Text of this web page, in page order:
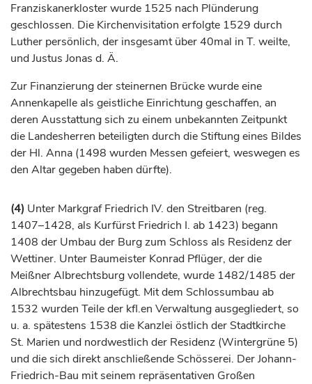
Franziskanerkloster wurde 1525 nach Plünderung
geschlossen. Die Kirchenvisitation erfolgte 1529 durch
Luther persönlich, der insgesamt über 40mal in T. weilte,
und Justus Jonas d. Ä.
Zur Finanzierung der steinernen Brücke wurde eine
Annenkapelle als geistliche Einrichtung geschaffen, an
deren Ausstattung sich zu einem unbekannten Zeitpunkt
die Landesherren beteiligten durch die Stiftung eines Bildes
der Hl. Anna (1498 wurden Messen gefeiert, weswegen es
den Altar gegeben haben dürfte).
(4) Unter MarkgrafFriedrich IV. den Streitbaren (reg.
1407–1428, als KurfürstFriedrich I. ab 1423) begann
1408 der Umbau der Burg zum Schloss als Residenz der
Wettiner. Unter Baumeister Konrad Pflüger, der die
Meißner Albrechtsburg vollendete, wurde 1482/1485 der
Albrechtsbau hinzugefügt. Mit dem Schlossumbau ab
1532 wurden Teile der kfl.en Verwaltung ausgegliedert, so
u. a. spätestens 1538 die Kanzlei östlich der Stadtkirche
St. Marien und nordwestlich der Residenz (Wintergrüne 5)
und die sich direkt anschließende Schösserei. Der Johann-
Friedrich-Bau mit seinem repräsentativen Großen